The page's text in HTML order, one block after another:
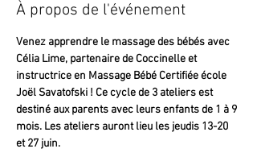
À propos de l'événement
Venez apprendre le massage des bébés avec
Célia Lime, partenaire de Coccinelle et
instructrice en Massage Bébé Certifiée école
Joël Savatofski ! Ce cycle de 3 ateliers est
destiné aux parents avec leurs enfants de 1 à 9
mois. Les ateliers auront lieu les jeudis 13-20
et 27 juin.